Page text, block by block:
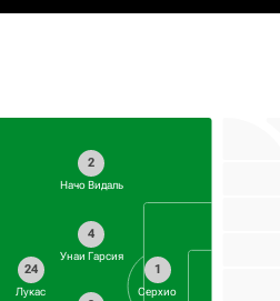
1
Серхио
2
Начо Видаль
4
Унаи Гарсия
24
Лукас